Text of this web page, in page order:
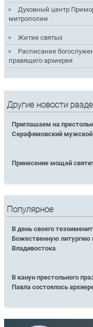
Духовный центр
митрополии
Житие святых
Расписание
правящего архиерея
Другие новости
Приглашаем на
Серафимовский
Принесение мощей
Популярное
В день своего
Божественную литургию
Владивостока
В канун престольного
Павла состоялось